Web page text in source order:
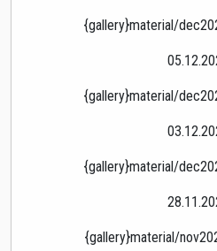
{gallery}material/
{gallery}material/
{gallery}material/
{gallery}material/